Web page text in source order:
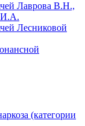
Лаврова В.Н.,
И.А.
Лесниковой
(категории